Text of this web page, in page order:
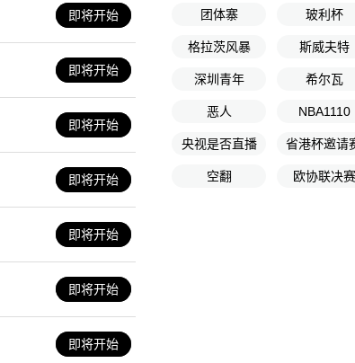
即将开始
即将开始
即将开始
即将开始
即将开始
即将开始
即将开始
团体寨 玻利杯
格拉茨风暴 斯威夫特
深圳青年 希尔瓦
恶人 NBA1110
央视是否直播 省港杯邀请
空翻 欧协联决赛